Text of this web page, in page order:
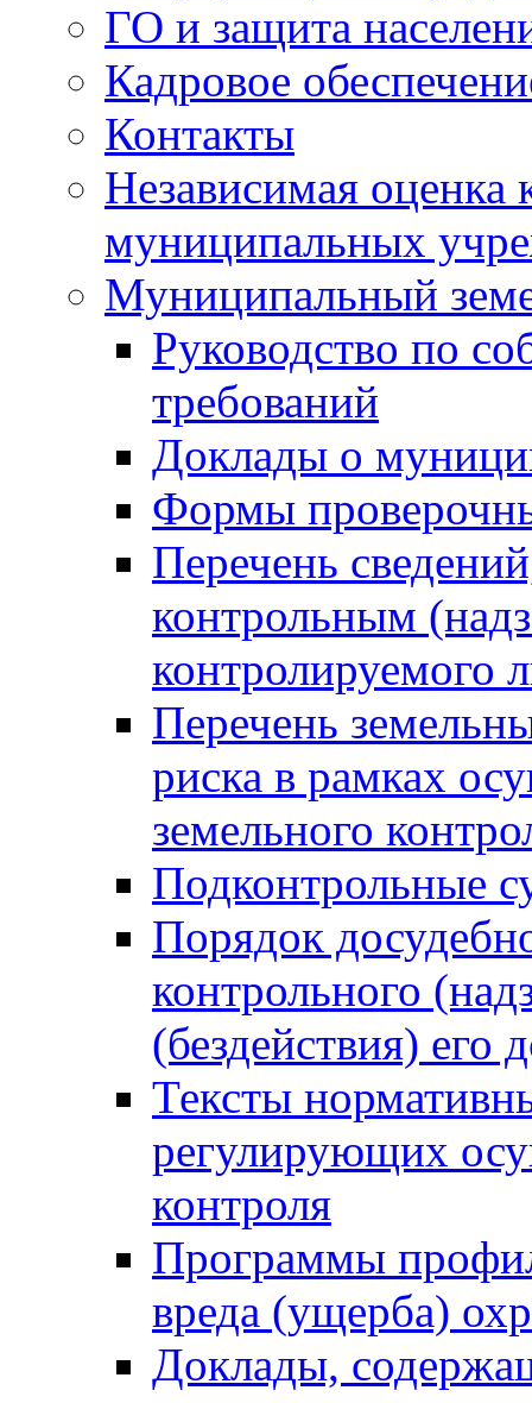
ГО и защита
Кадровое
Контакты
Независимая оценка
муниципальных
Муниципальный
Руководство по
требований
Доклады о
Формы
Перечень
контрольным
контролируемого
Перечень
риска в рамках
земельного
Подконтрольные
Порядок
контрольного
(бездействия)
Тексты
регулирующих
контроля
Программы
вреда (ущерба)
Доклады,